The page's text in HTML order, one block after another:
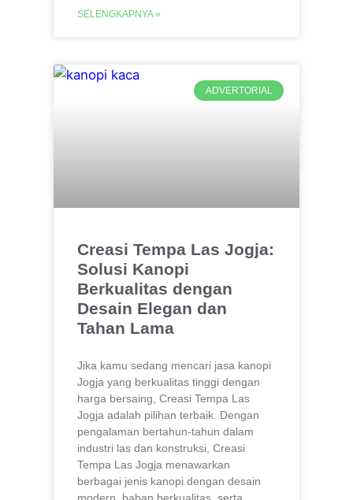
SELENGKAPNYA »
ADVERTORIAL
Creasi Tempa Las Jogja:
Solusi Kanopi
Berkualitas dengan
Desain Elegan dan
Tahan Lama
Jika kamu sedang mencari jasa kanopi
Jogja yang berkualitas tinggi dengan
harga bersaing, Creasi Tempa Las
Jogja adalah pilihan terbaik. Dengan
pengalaman bertahun-tahun dalam
industri las dan konstruksi, Creasi
Tempa Las Jogja menawarkan
berbagai jenis kanopi dengan desain